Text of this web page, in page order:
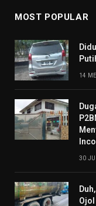
MOST POPULAR
14
30